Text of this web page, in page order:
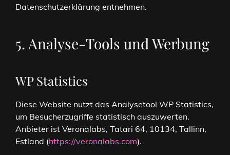
Datenschutzerklärung entnehmen.
5. Analyse-Tools und Werbung
WP Statistics
Diese Website nutzt das Analysetool WP Statistics,
um Besucherzugriffe statistisch auszuwerten.
Anbieter ist Veronalabs, Tatari 64, 10134, Tallinn,
Estland (https://veronalabs.com).